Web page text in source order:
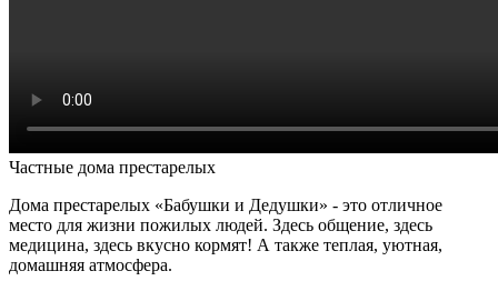
Частные дома престарелых
Дома престарелых «Бабушки и Дедушки» - это отличное
место для жизни пожилых людей. Здесь общение, здесь
медицина, здесь вкусно кормят! А также теплая, уютная,
домашняя атмосфера.